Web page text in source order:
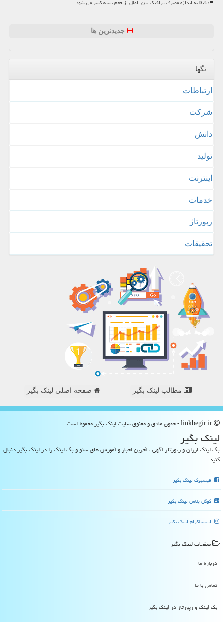
دقیقا به اندازه مصرف ترافیک بین الملل از حجم بسته کسر می شود
جدیدترین ها
تگها
ارتباطات
شركت
دانش
تولید
اینترنت
خدمات
رپورتاژ
تحقیقات
مطالب لینک بگیر صفحه اصلی لینک بگیر
لینك بگیر
بک لینک ارزان و رپورتاژ آگهی ، آخرین اخبار و آموزش های سئو و بک لینک را در لینک بگیر دنبال
کنید
فیسبوک لینک بگیر
گوگل پلاس لینک بگیر
اینستاگرام لینک بگیر
صفحات لینك بگیر
درباره ما
تماس با ما
بک لینک و رپورتاژ در لینك بگیر